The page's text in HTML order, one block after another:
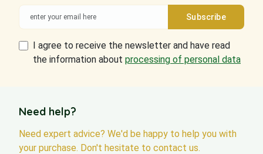
I agree to receive the newsletter and have read
the information about processing of personal data
Need help?
Need expert advice? We'd be happy to help you with
your purchase. Don't hesitate to contact us.